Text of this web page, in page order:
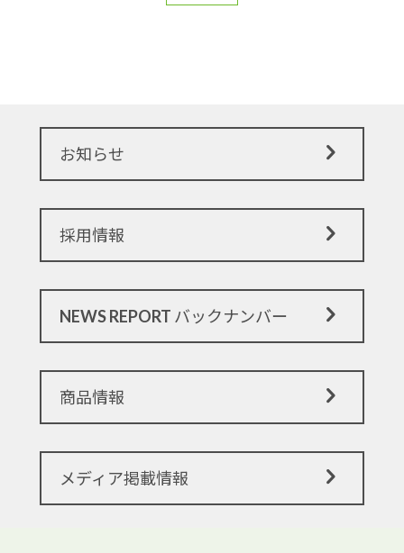
お知らせ
採用情報
NEWS REPORT バックナンバー
商品情報
メディア掲載情報